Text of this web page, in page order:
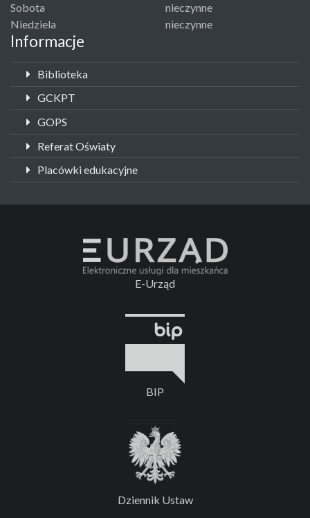
Sobota
nieczynne
Niedziela
nieczynne
Informacje
Biblioteka
GCKPT
GOPS
Referat Oświaty
Placówki edukacyjne
E-Urząd
BIP
Dziennik Ustaw